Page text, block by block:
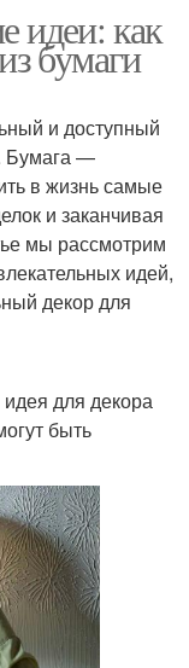
идеи: как
бумаги
и доступный
Бумага —
в жизнь самые
и заканчивая
мы рассмотрим
идей,
декор для
для декора
быть